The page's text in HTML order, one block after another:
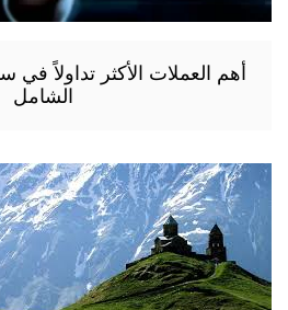
أهم العملات الأكثر تداولاً
الشامل